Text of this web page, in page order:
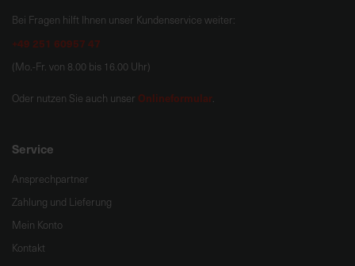
Bei Fragen hilft Ihnen unser Kundenservice weiter:
+49 251 60957 47
(Mo.-Fr. von 8.00 bis 16.00 Uhr)
Oder nutzen Sie auch unser Onlineformular.
Service
Ansprechpartner
Zahlung und Lieferung
Mein Konto
Kontakt